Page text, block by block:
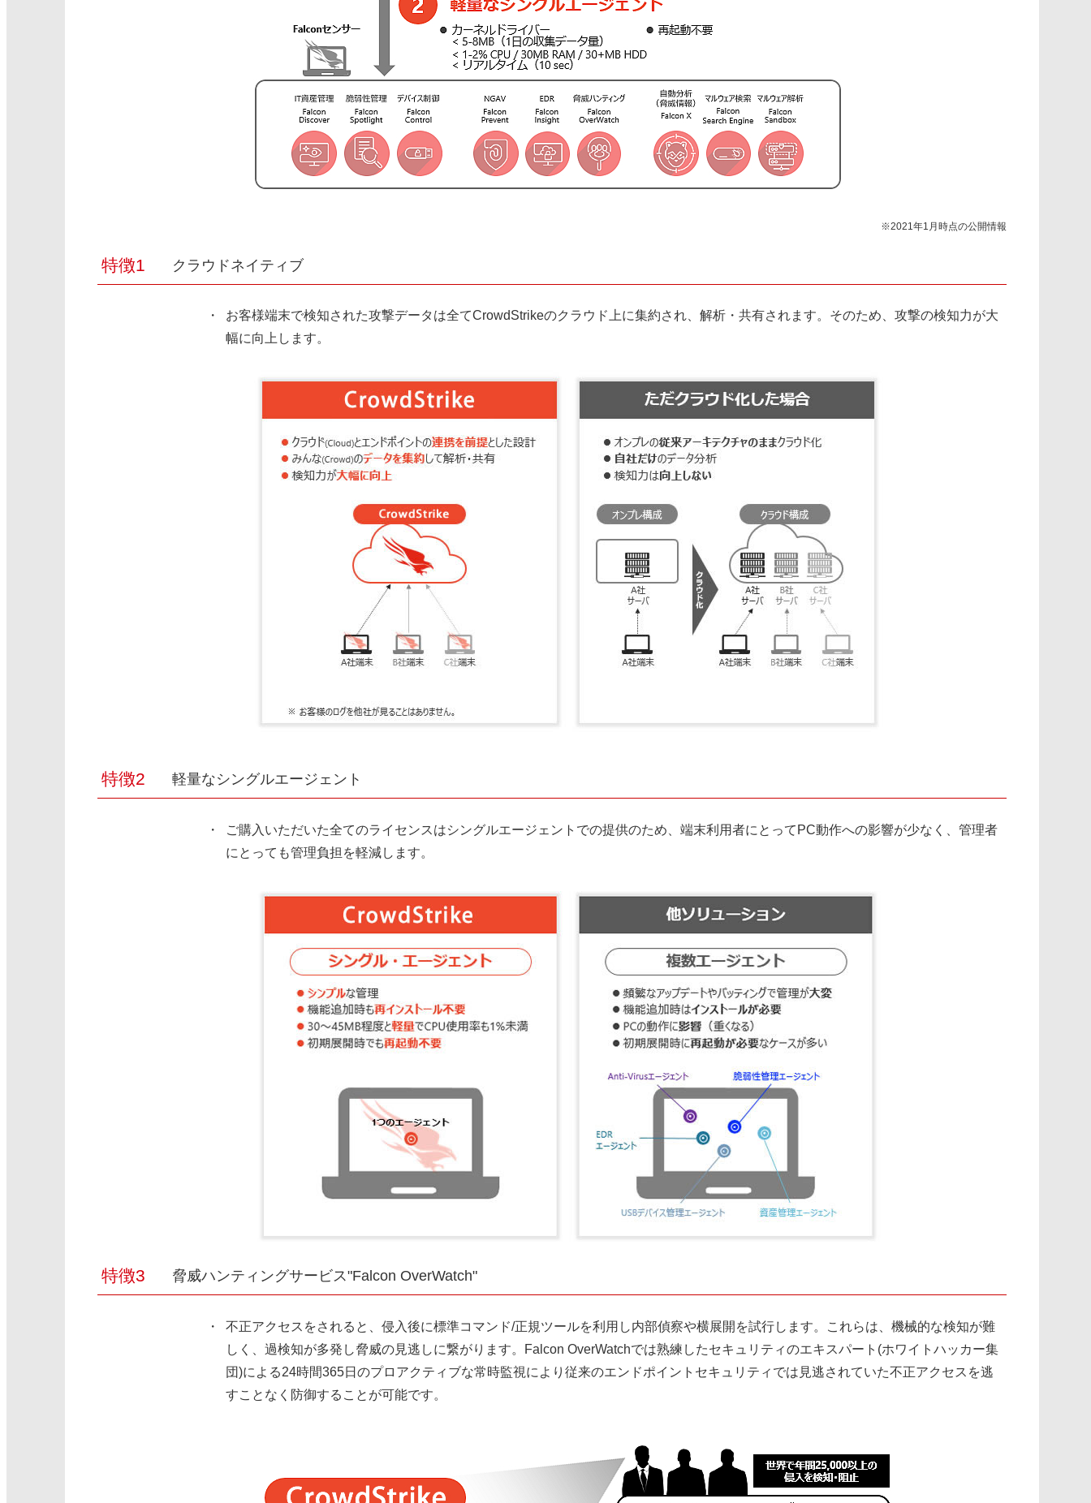
※2021年1月時点の公開情報
クラウドネイティブ
お客様端末で検知された攻撃データは全てCrowdStrikeのクラウド上に集約され、解析・共有されます。そのため、攻撃の検知力が大
幅に向上します。
軽量なシングルエージェント
ご購入いただいた全てのライセンスはシングルエージェントでの提供のため、端末利用者にとってPC動作への影響が少なく、管理者
にとっても管理負担を軽減します。
脅威ハンティングサービス"Falcon OverWatch"
不正アクセスをされると、侵入後に標準コマンド/正規ツールを利用し内部偵察や横展開を試行します。これらは、機械的な検知が難
しく、過検知が多発し脅威の見逃しに繋がります。Falcon OverWatchでは熟練したセキュリティのエキスパート(ホワイトハッカー集
団)による24時間365日のプロアクティブな常時監視により従来のエンドポイントセキュリティでは見逃されていた不正アクセスを逃
すことなく防御することが可能です。